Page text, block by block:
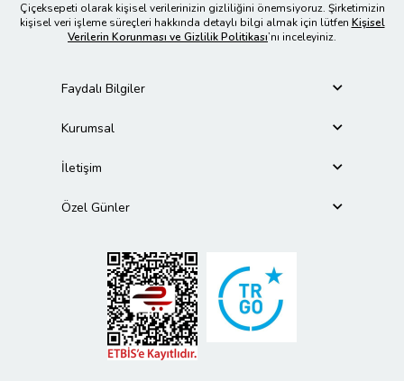
Çiçeksepeti olarak kişisel verilerinizin gizliliğini önemsiyoruz. Şirketimizin
kişisel veri işleme süreçleri hakkında detaylı bilgi almak için lütfen Kişisel
Verilerin Korunması ve Gizlilik Politikası’nı inceleyiniz.
Faydalı Bilgiler
Kurumsal
İletişim
Özel Günler